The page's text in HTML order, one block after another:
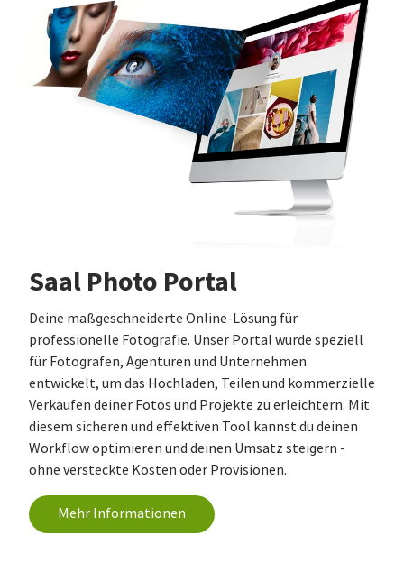
Saal Photo Portal
Deine maßgeschneiderte Online-Lösung für
professionelle Fotografie. Unser Portal wurde speziell
für Fotografen, Agenturen und Unternehmen
entwickelt, um das Hochladen, Teilen und kommerzielle
Verkaufen deiner Fotos und Projekte zu erleichtern. Mit
diesem sicheren und effektiven Tool kannst du deinen
Workflow optimieren und deinen Umsatz steigern -
ohne versteckte Kosten oder Provisionen.
Mehr Informationen